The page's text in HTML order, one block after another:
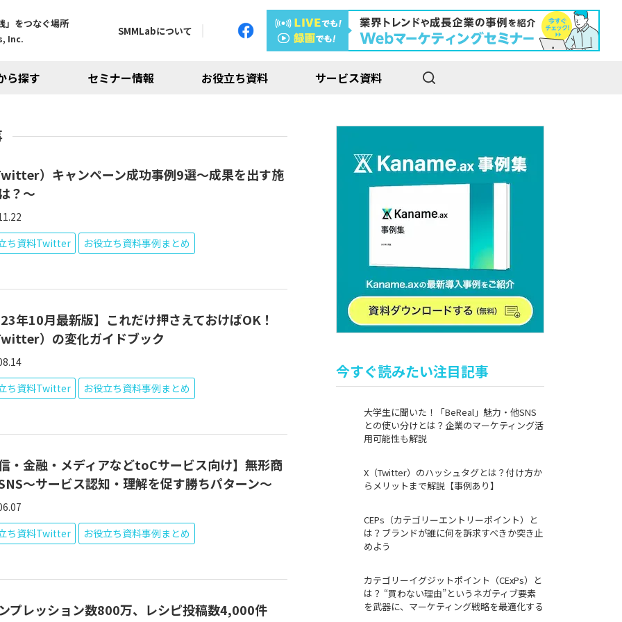
」をつなぐ場所
Inc.
ら探す セミナー情報 お役立ち資料 サービス資料
SMMLabについて
）キャンペーン成功事例9選～成果を出す施
？～
ち資料Twitter
お役立ち資料事例まとめ
年10月最新版】これだけ押さえておけばOK！
）の変化ガイドブック
ち資料Twitter
お役立ち資料事例まとめ
・金融・メディアなどtoCサービス向け】無形商
～サービス認知・理解を促す勝ちパターン～
ち資料Twitter
お役立ち資料事例まとめ
プレッション数800万、レシピ投稿数4,000件
今すぐ読みたい注目記事
大学生に聞いた！「BeReal」魅力・他SNS
との使い分けとは？企業のマーケティング活
用可能性も解説
X（Twitter）のハッシュタグとは？付け方か
らメリットまで解説【事例あり】
CEPs（カテゴリーエントリーポイント）と
は？ブランドが誰に何を訴求すべきか突き止
めよう
カテゴリーイグジットポイント（CExPs）と
は？ “買わない理由”というネガティブ要素
を武器に、マーケティング戦略を最適化する